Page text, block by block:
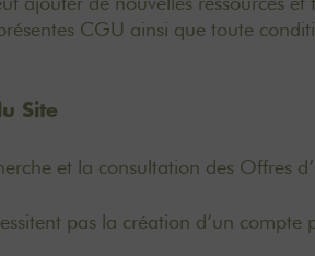
CGU ainsi que toute
Site
et la consultation des Offres
pas la création d’un compte